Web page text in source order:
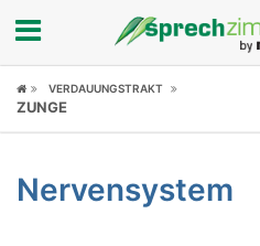
Fokus
Symptome
VERDAUUNGSTRAKT
ZUNGE
Nervensystem